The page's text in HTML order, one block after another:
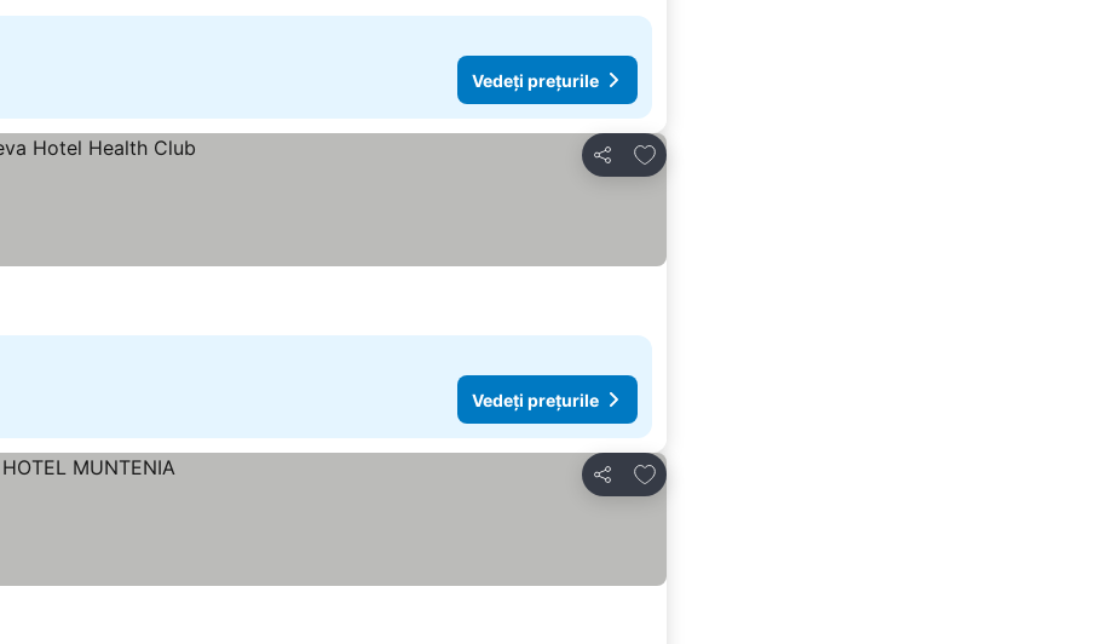
Vedeți prețurile
Distribuiți
Adăugaţi la favorite
Vedeți prețurile
Distribuiți
Adăugaţi la favorite